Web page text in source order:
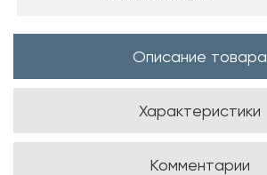
Описание товара
Характеристики
Комментарии